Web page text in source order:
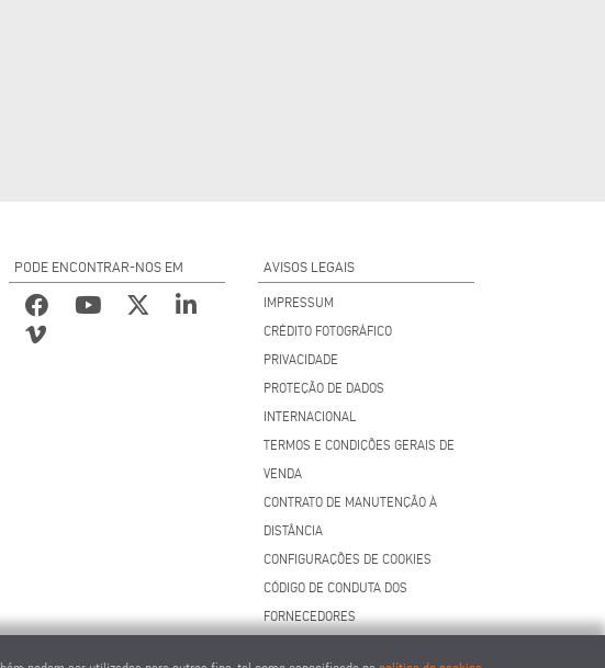
PODE ENCONTRAR-NOS EM AVISOS LEGAIS
IMPRESSUM
CRÉDITO FOTOGRÁFICO
PRIVACIDADE
PROTEÇÃO DE DADOS
INTERNACIONAL
TERMOS E CONDIÇÕES GERAIS DE
VENDA
CONTRATO DE MANUTENÇÃO À
DISTÂNCIA
CONFIGURAÇÕES DE COOKIES
CÓDIGO DE CONDUTA DOS
FORNECEDORES